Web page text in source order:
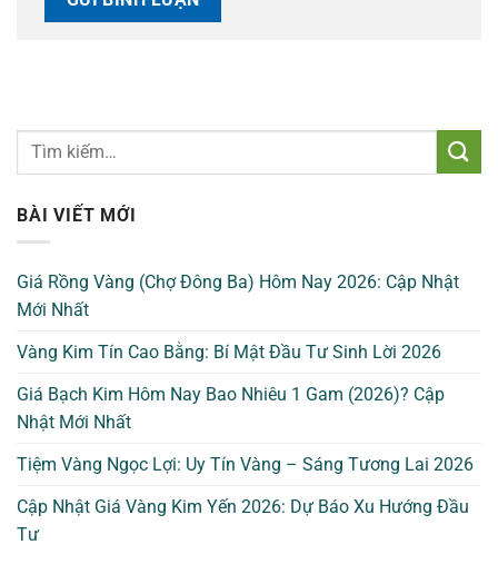
BÀI VIẾT MỚI
Giá Rồng Vàng (Chợ Đông Ba) Hôm Nay 2026: Cập Nhật
Mới Nhất
Vàng Kim Tín Cao Bằng: Bí Mật Đầu Tư Sinh Lời 2026
Giá Bạch Kim Hôm Nay Bao Nhiêu 1 Gam (2026)? Cập
Nhật Mới Nhất
Tiệm Vàng Ngọc Lợi: Uy Tín Vàng – Sáng Tương Lai 2026
Cập Nhật Giá Vàng Kim Yến 2026: Dự Báo Xu Hướng Đầu
Tư